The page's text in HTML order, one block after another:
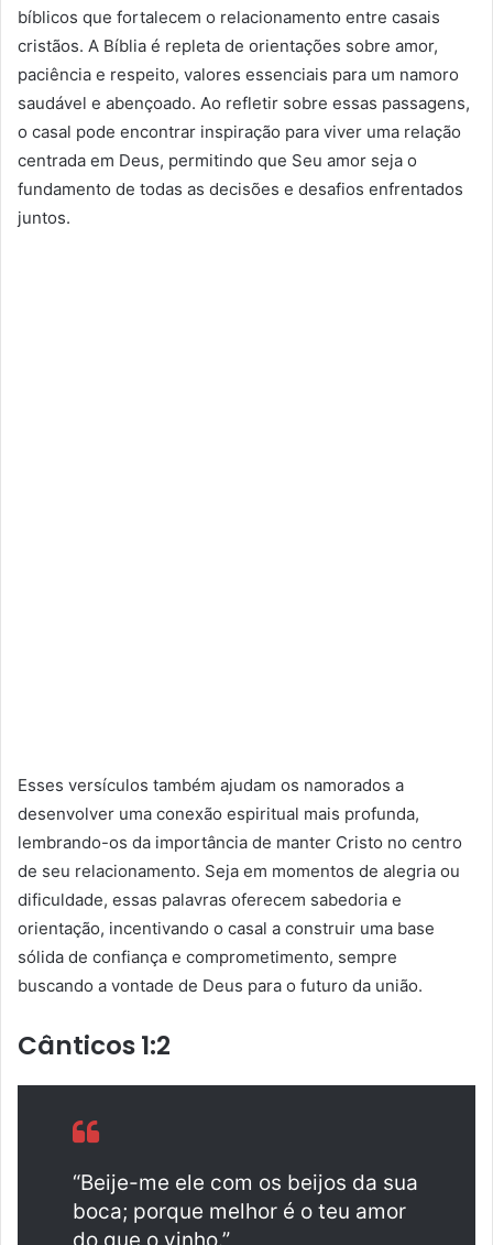
bíblicos que fortalecem o relacionamento entre casais
cristãos. A Bíblia é repleta de orientações sobre amor,
paciência e respeito, valores essenciais para um namoro
saudável e abençoado. Ao refletir sobre essas passagens,
o casal pode encontrar inspiração para viver uma relação
centrada em Deus, permitindo que Seu amor seja o
fundamento de todas as decisões e desafios enfrentados
juntos.
Esses versículos também ajudam os namorados a
desenvolver uma conexão espiritual mais profunda,
lembrando-os da importância de manter Cristo no centro
de seu relacionamento. Seja em momentos de alegria ou
dificuldade, essas palavras oferecem sabedoria e
orientação, incentivando o casal a construir uma base
sólida de confiança e comprometimento, sempre
buscando a vontade de Deus para o futuro da união.
Cânticos 1:2
“Beije-me ele com os beijos da sua
boca; porque melhor é o teu amor
do que o vinho.”